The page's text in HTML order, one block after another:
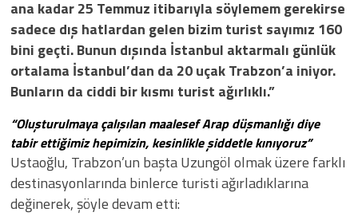
ana kadar 25 Temmuz itibarıyla söylemem gerekirse
sadece dış hatlardan gelen bizim turist sayımız 160
bini geçti. Bunun dışında İstanbul aktarmalı günlük
ortalama İstanbul’dan da 20 uçak Trabzon’a iniyor.
Bunların da ciddi bir kısmı turist ağırlıklı.”
“Oluşturulmaya çalışılan maalesef Arap düşmanlığı diye
tabir ettiğimiz hepimizin, kesinlikle şiddetle kınıyoruz”
Ustaoğlu, Trabzon’un başta Uzungöl olmak üzere farklı
destinasyonlarında binlerce turisti ağırladıklarına
değinerek, şöyle devam etti: